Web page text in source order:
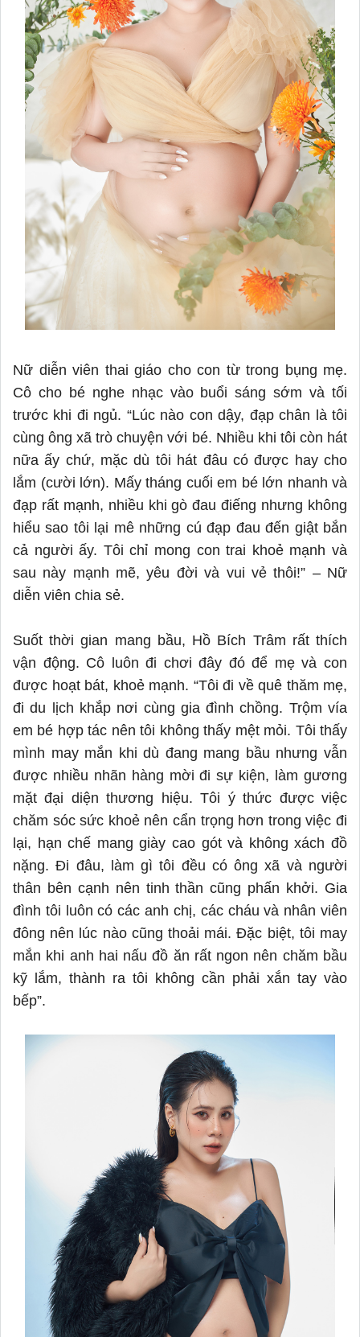
Nữ diễn viên thai giáo cho con từ trong bụng mẹ.
Cô cho bé nghe nhạc vào buổi sáng sớm và tối
trước khi đi ngủ. “Lúc nào con dậy, đạp chân là tôi
cùng ông xã trò chuyện với bé. Nhiều khi tôi còn hát
nữa ấy chứ, mặc dù tôi hát đâu có được hay cho
lắm (cười lớn). Mấy tháng cuối em bé lớn nhanh và
đạp rất mạnh, nhiều khi gò đau điếng nhưng không
hiểu sao tôi lại mê những cú đạp đau đến giật bắn
cả người ấy. Tôi chỉ mong con trai khoẻ mạnh và
sau này mạnh mẽ, yêu đời và vui vẻ thôi!” – Nữ
diễn viên chia sẻ.
Suốt thời gian mang bầu, Hồ Bích Trâm rất thích
vận động. Cô luônđi chơi đây đó để mẹ và con
được hoạt bát, khoẻ mạnh. “Tôi đi về quê thăm mẹ,
đi du lịch khắp nơi cùng gia đình chồng. Trộm vía
em bé hợp tác nên tôi không thấy mệt mỏi. Tôi thấy
mình may mắn khi dù đang mang bầu nhưng vẫn
được nhiều nhãn hàng mời đi sự kiện, làm gương
mặt đại diện thương hiệu. Tôi ý thức được việc
chăm sóc sức khoẻ nên cẩn trọng hơn trong việc đi
lại, hạn chế mang giày cao gót và không xách đồ
nặng. Đi đâu, làm gì tôi đều có ông xã và người
thân bên cạnh nên tinh thần cũng phấn khởi. Gia
đình tôi luôn có các anh chị, các cháu và nhân viên
đông nên lúc nào cũng thoải mái. Đặc biệt, tôi may
mắn khi anh hai nấu đồ ăn rất ngon nên chăm bầu
kỹ lắm, thành ra tôi không cần phải xắn tay vào
bếp”.